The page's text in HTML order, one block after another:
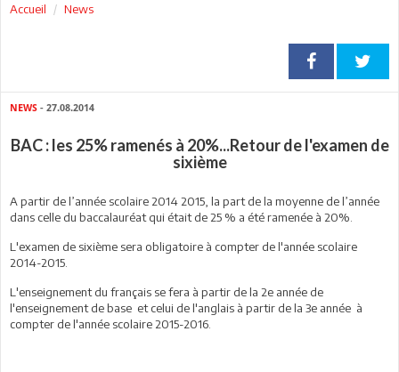
Accueil News
NEWS - 27.08.2014
BAC : les 25% ramenés à 20%...Retour de l'examen de
sixième
A partir de l’année scolaire 2014 2015, la part de la moyenne de l’année
dans celle du baccalauréat qui était de 25 % a été ramenée à 20%.
L'examen de sixième sera obligatoire à compter de l'année scolaire
2014-2015.
L'enseignement du français se fera à partir de la 2e année de
l'enseignement de base et celui de l'anglais à partir de la 3e année à
compter de l'année scolaire 2015-2016.